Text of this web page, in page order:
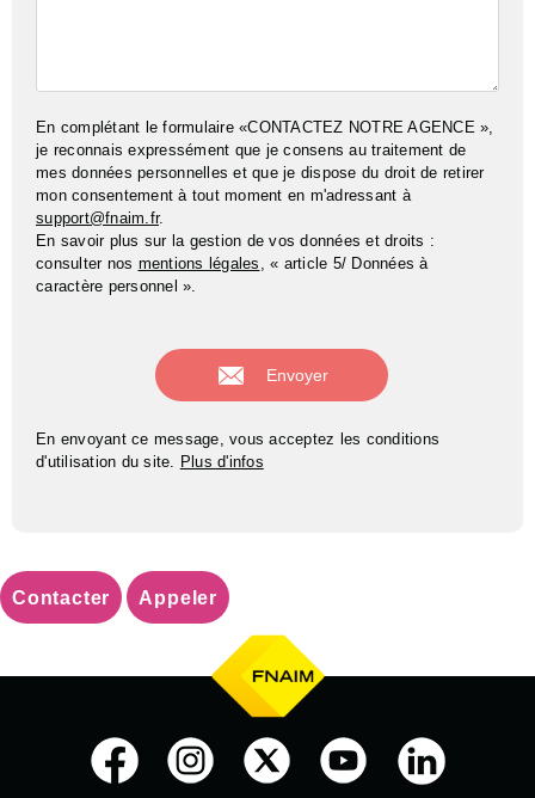
En complétant le formulaire «CONTACTEZ NOTRE AGENCE »,
je reconnais expressément que je consens au traitement de
mes données personnelles et que je dispose du droit de retirer
mon consentement à tout moment en m'adressant à
support@fnaim.fr.
En savoir plus sur la gestion de vos données et droits :
consulter nos mentions légales , « article 5/ Données à
caractère personnel ».
En envoyant ce message, vous acceptez les conditions
d'utilisation du site. Plus d'infos
Contacter Appeler